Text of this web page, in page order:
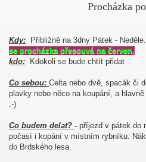
Procházka
Kdy: Přibližně na 3dny Pátek - Neděle.
se procházka přesouvá na červen.
kdo:
Kdokoli se bude chtít přidat
Co sebou: Celta nebo dvě, spacák či
plavky nebo něco na koupání, a
:-)
Co budem delat? - příjezd v pátek do
počasí i kopání v místním rybníku.
do Brdského lesa.